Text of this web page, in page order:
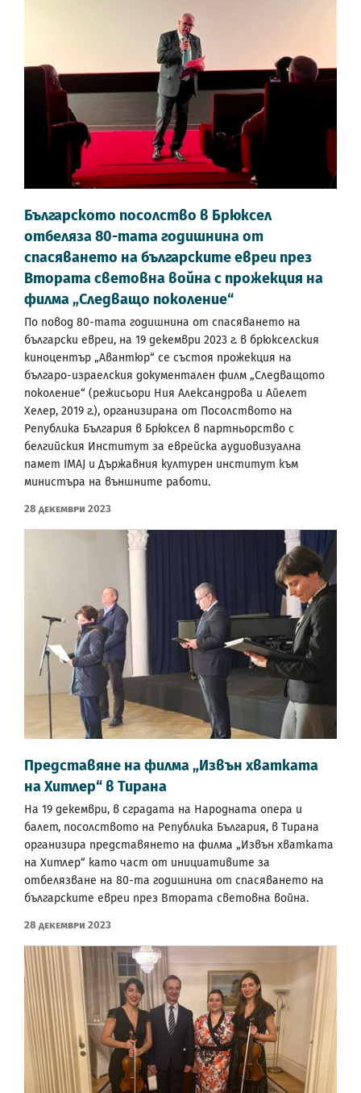
Българското посолство в Брюксел
отбеляза 80-тата годишнина от
спасяването на българските евреи през
Втората световна война с прожекция на
филма „Следващо поколение“
По повод 80-тата годишнина от спасяването на
български евреи, на 19 декември 2023 г. в брюкселския
киноцентър „Авантюр“ се състоя прожекция на
българо-израелския документален филм „Следващото
поколение“ (режисьори Ния Александрова и Айелет
Хелер, 2019 г.), организирана от Посолството на
Република България в Брюксел в партньорство с
белгийския Институт за еврейска аудиовизуална
памет IMAJ и Държавния културен институт към
министъра на външните работи.
28 Декември 2023
Представяне на филма „Извън хватката
на Хитлер“ в Тирана
На 19 декември, в сградата на Народната опера и
балет, посолството на Република България, в Тирана
организира представянето на филма „Извън хватката
на Хитлер“ като част от инициативите за
отбелязване на 80-та годишнина от спасяването на
българските евреи през Втората световна война.
28 Декември 2023